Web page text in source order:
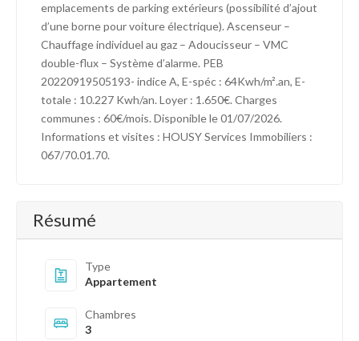
emplacements de parking extérieurs (possibilité d’ajout
d’une borne pour voiture électrique). Ascenseur –
Chauffage individuel au gaz – Adoucisseur – VMC
double-flux – Système d’alarme. PEB
20220919505193- indice A, E-spéc : 64Kwh/m².an, E-
totale : 10.227 Kwh/an. Loyer : 1.650€. Charges
communes : 60€/mois. Disponible le 01/07/2026.
Informations et visites : HOUSY Services Immobiliers :
067/70.01.70.
Résumé
Type
Appartement
Chambres
3